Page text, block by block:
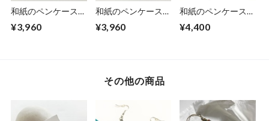
和紙のペンケース
¥3,960
和紙のペンケース
¥3,960
和紙のペンケース
¥4,400
その他の商品